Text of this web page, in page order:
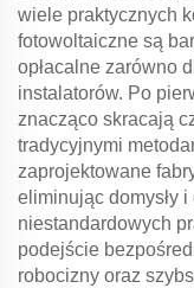
wiele praktycznych
fotowoltaiczne są
opłacalne zarówno
instalatorów. Po
znacząco skracają
tradycyjnymi
zaprojektowane
eliminując domysły
niestandardowych
podejście
robocizny oraz